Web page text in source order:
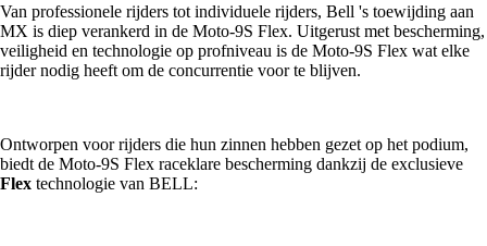
Van professionele rijders tot individuele rijders, Bell 's toewijding aan
MX is diep verankerd in de Moto-9S Flex. Uitgerust met bescherming,
veiligheid en technologie op profniveau is de Moto-9S Flex wat elke
rijder nodig heeft om de concurrentie voor te blijven.
Ontworpen voor rijders die hun zinnen hebben gezet op het podium,
biedt de Moto-9S Flex raceklare bescherming dankzij de exclusieve
Flex technologie van BELL: